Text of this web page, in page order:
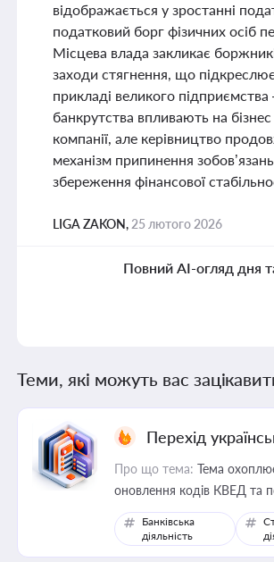
відображається у зростанні
податковий борг фізичних осіб
Місцева влада закликає
заходи стягнення, що
прикладі великого
банкрутства впливають на
компанії, але керівництво
механізм припинення
збереження фінансової
LIGA ZAKON, 25 лютого 2026
Повний AI-огляд дня
Теми, які можуть вас
Перехід
Про що тема: Тема
оновлення кодів КВЕД та
Банківська
діяльність